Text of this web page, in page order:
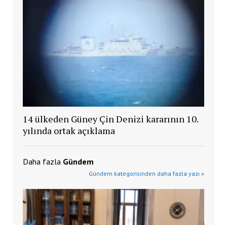
14 ülkeden Güney Çin Denizi kararının 10.
yılında ortak açıklama
Daha fazla Gündem
Gündem kategorisinden daha fazla yazı »